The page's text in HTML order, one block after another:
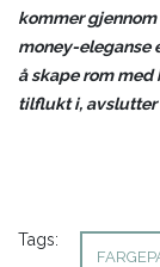
kommer
money-eleganse
å skape rom med
tilflukt i, avslutter
Tags: